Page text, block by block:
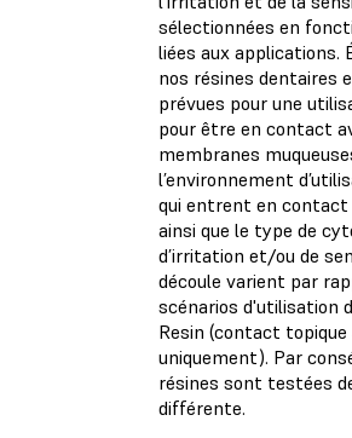
sélectionnées en
liées aux applications.
nos résines dentaires
prévues pour une
pour être en contact
membranes
l’environnement
qui entrent en
ainsi que le type de
d’irritation et/ou de
découle varient par
scénarios d'utilisation
Resin (contact topique
uniquement). Par
résines sont testées
différente.